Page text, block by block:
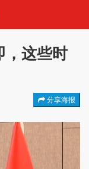
，这些时
分享海报